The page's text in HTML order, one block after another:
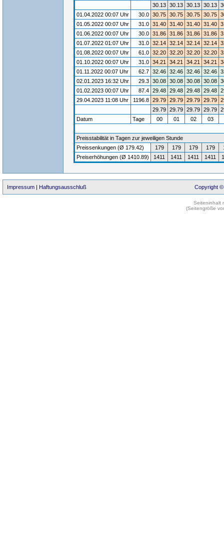
30.13 30.13 30.13 30.13
01.04.2022 00:07 Uhr
30.0 30.75 30.75 30.75 30.75
01.05.2022 00:07 Uhr
31.0 31.40 31.40 31.40 31.40
01.06.2022 00:07 Uhr
30.0 31.86 31.86 31.86 31.86
01.07.2022 01:07 Uhr
31.0 32.14 32.14 32.14 32.14
01.08.2022 00:07 Uhr
61.0 32.20 32.20 32.20 32.20
01.10.2022 00:07 Uhr
31.0 34.21 34.21 34.21 34.21
01.11.2022 00:07 Uhr
62.7 32.46 32.46 32.46 32.46
02.01.2023 16:32 Uhr
29.3 30.08 30.08 30.08 30.08
01.02.2023 00:07 Uhr
87.4 29.48 29.48 29.48 29.48
29.04.2023 11:08 Uhr
1196.8 29.79 29.79 29.79 29.79
29.79 29.79 29.79 29.79
Datum
Tage 00 01 02 03
Preisstabilität in Tagen zur jeweiligen Stunde
Preissenkungen (Ø 179.42)
179 179 179 179
Preiserhöhungen (Ø 1410.89)
1411 1411 1411 1411
Impressum | Haftungsausschluß Copyright ©
Seiteninhalt
(Seitengröße